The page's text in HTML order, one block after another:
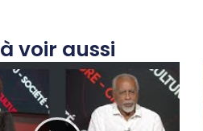
à voir aussi